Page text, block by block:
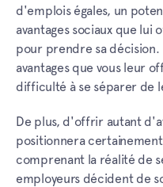
d'emplois égales, un
avantages sociaux que lui
pour prendre sa décision.
avantages que vous leur
difficulté à se séparer de
De plus, d'offrir autant
positionnera
comprenant la réalité de
employeurs décident de